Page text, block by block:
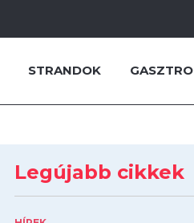
STRANDOK GASZTRO
Legújabb cikkek